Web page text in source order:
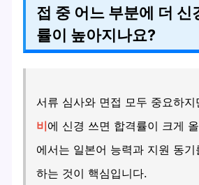
접 중 어느 부분에 더 신
률이 높아지나요?
서류 심사와 면접 모두 중요하지
비에 신경 쓰면 합격률이 크게
에서는 일본어 능력과 지원 동
하는 것이 핵심입니다.